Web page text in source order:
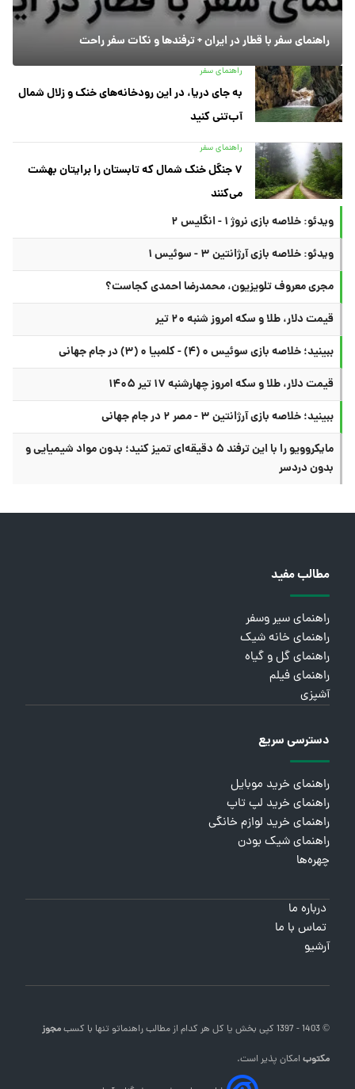
راهنمای سفر با قطار در ایران + ترفندها و نکات سفر راحت
راهنمای سفر
به جای دریا، در این رودخانه‌های خنک و زلال شمال
آب‌تنی کنید
راهنمای سفر
۷ جنگل خنک شمال که تابستان را برایتان بهشت
می‌کنند
ویدئو: خلاصه بازی نروژ ۱ - انگلیس ۲
ویدئو: خلاصه بازی آرژانتین ۳ - سوئیس ۱
مجری معروف تلویزیون، محمدرضا احمدی کجاست؟
قیمت دلار، طلا و سکه امروز شنبه ۲۰ تیر
ببینید؛ خلاصه بازی سوئیس ۰ (۴) - کلمبیا ۰ (۳) در جام جهانی
قیمت دلار، طلا و سکه امروز چهارشنبه ۱۷ تیر ۱۴۰۵
ببینید؛ خلاصه بازی آرژانتین ۳ - مصر ۲ در جام جهانی
مایکروویو را با این ترفند ۵ دقیقه‌ای تمیز کنید؛ بدون مواد شیمیایی و
بدون دردسر
مطالب مفید
راهنمای سیر وسفر
راهنمای خانه شیک
راهنمای گل و گیاه
راهنمای فیلم
آشپزی
دسترسی سریع
راهنمای خرید موبایل
راهنمای خرید لپ تاپ
راهنمای خرید لوازم خانگی
راهنمای شیک بودن
چهره‌ها
درباره ما
تماس با ما
آرشیو
© 1403 - 1397 کپی بخش یا کل هر کدام از مطالب راهنماتو تنها با کسبمجوز
مکتوبامکان پذیر است.